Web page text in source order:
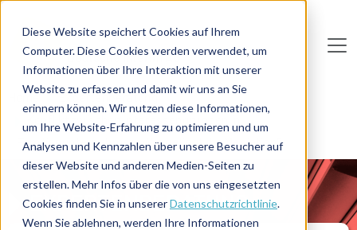
Diese Website speichert Cookies auf Ihrem
Computer. Diese Cookies werden verwendet, um
Informationen über Ihre Interaktion mit unserer
Website zu erfassen und damit wir uns an Sie
erinnern können. Wir nutzen diese Informationen,
um Ihre Website-Erfahrung zu optimieren und um
Analysen und Kennzahlen über unsere Besucher auf
dieser Website und anderen Medien-Seiten zu
erstellen. Mehr Infos über die von uns eingesetzten
Cookies finden Sie in unsererDatenschutzrichtlinie.
Wenn Sie ablehnen, werden Ihre Informationen
Deutsc he InterimAG
Home
Expertenberatung
Familienunternehmen: Wie gelingt die Mediation?
EXPERTENBERATUNG